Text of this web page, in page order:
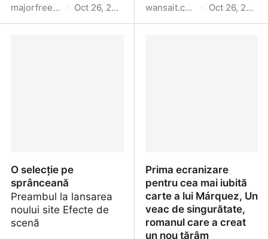
majorfreeware.blogspot.com · Oct 26, 2024 wansait.com · Oct 26, 2024
O selecție pe
sprânceană
Preambul la lansarea
noului site Efecte de
scenă
Prima ecranizare
pentru cea mai iubită
carte a lui Márquez, Un
veac de singurătate,
romanul care a creat
un nou tărâm